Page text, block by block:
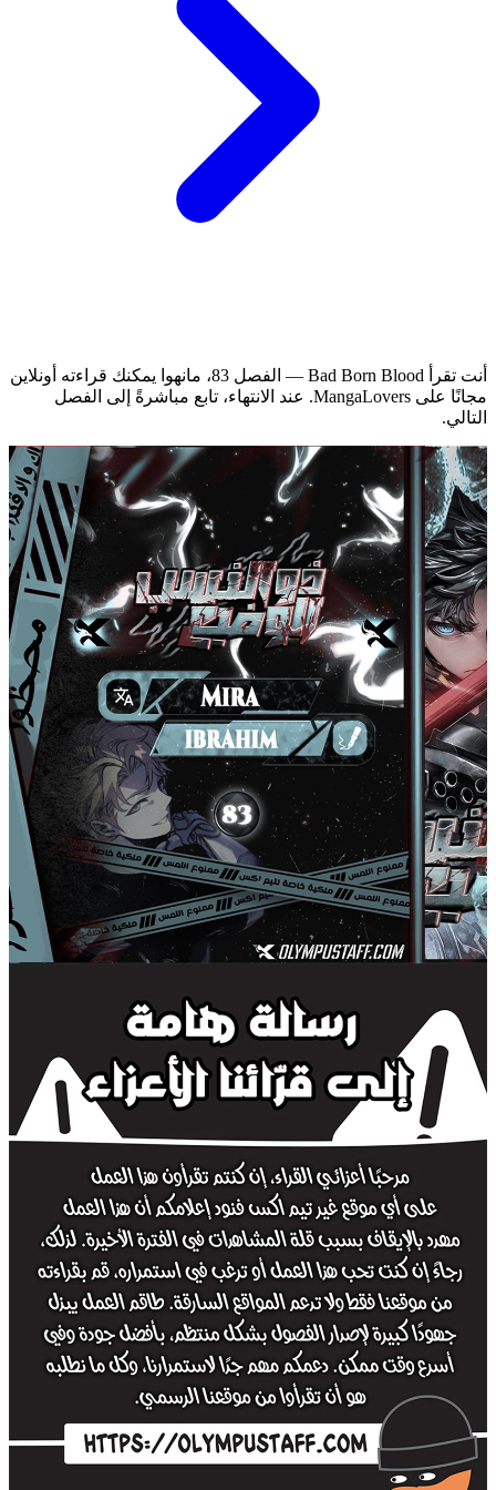
أنت تقرأ Bad Born Blood — الفصل 83، مانهوا يمكنك قراءته أونلاين
مجانًا على MangaLovers.
عند الانتهاء، تابع مباشرةً إلى الفصل
التالي.